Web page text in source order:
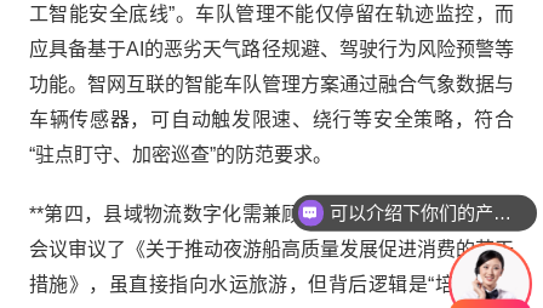
工智能安全底线”。车队管理不能仅停留在轨迹监控，而
应具备基于AI的恶劣天气路径规避、驾驶行为风险预警等
功能。智网互联的智能车队管理方案通过融合气象数据与
车辆传感器，可自动触发限速、绕行等安全策略，符合
“驻点盯守、加密巡查”的防范要求。
**第四，县域物流数字化需兼顾消费促进与安全应急。**
会议审议了《关于推动夜游船高质量发展促进消费的若干
措施》，虽直接指向水运旅游，但背后逻辑是“培育壮大
可以介绍下你们的产品么